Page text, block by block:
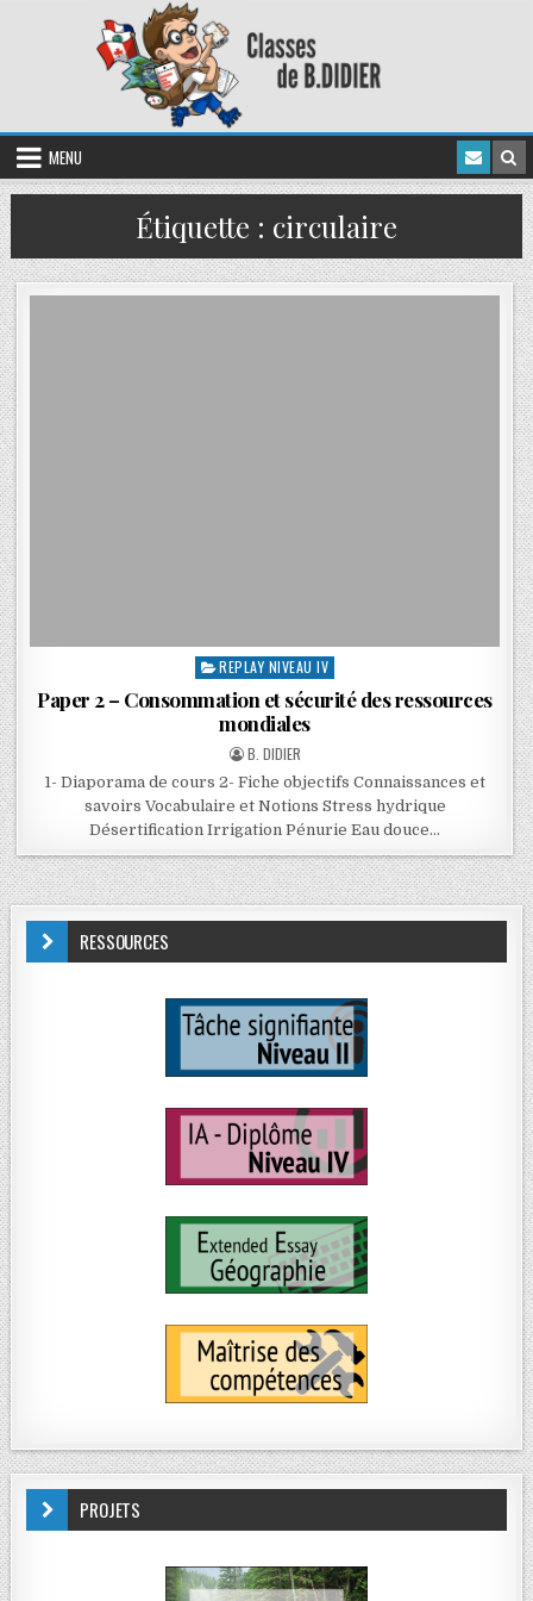
MENU
Étiquette : circulaire
REPLAY NIVEAU IV
Paper 2 – Consommation et sécurité des ressources
mondiales
B. DIDIER
1- Diaporama de cours 2- Fiche objectifs Connaissances et
savoirs Vocabulaire et Notions Stress hydrique
Désertification Irrigation Pénurie Eau douce…
RESSOURCES
PROJETS